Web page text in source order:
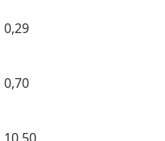
0,29
0,70